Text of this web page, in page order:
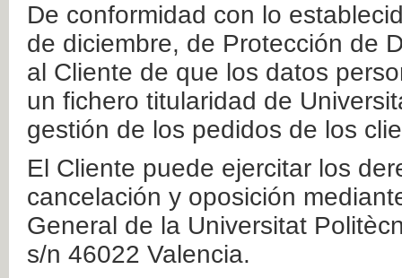
De conformidad con lo
de diciembre, de Protección de
al Cliente de que los datos
un fichero titularidad de
gestión de los pedidos de los
El Cliente puede ejercitar los
cancelación y oposición
General de la Universitat
s/n 46022 Valencia.